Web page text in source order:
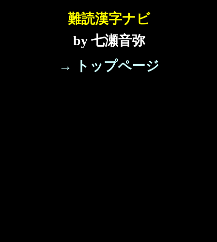
難読漢字ナビ
by 七瀬音弥
→ トップページ